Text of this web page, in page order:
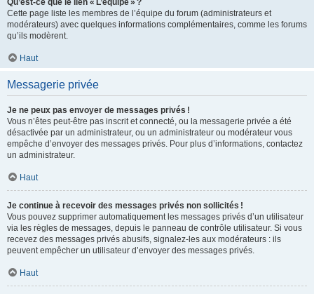
Qu’est-ce que le lien « L’équipe » ?
Cette page liste les membres de l’équipe du forum (administrateurs et
modérateurs) avec quelques informations complémentaires, comme les forums
qu’ils modèrent.
Haut
Messagerie privée
Je ne peux pas envoyer de messages privés !
Vous n’êtes peut-être pas inscrit et connecté, ou la messagerie privée a été
désactivée par un administrateur, ou un administrateur ou modérateur vous
empêche d’envoyer des messages privés. Pour plus d’informations, contactez
un administrateur.
Haut
Je continue à recevoir des messages privés non sollicités !
Vous pouvez supprimer automatiquement les messages privés d’un utilisateur
via les règles de messages, depuis le panneau de contrôle utilisateur. Si vous
recevez des messages privés abusifs, signalez-les aux modérateurs : ils
peuvent empêcher un utilisateur d’envoyer des messages privés.
Haut